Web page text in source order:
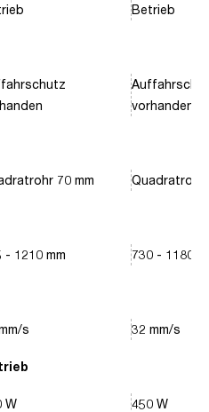
70 mm
- 1210 mm
s
W
Betrieb
vorhanden
Quadratrohr
730 - 1180
32 mm/s
450 W